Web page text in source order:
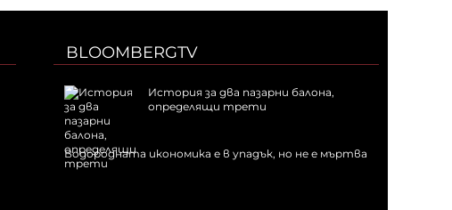
BLOOMBERGTV
История за два пазарни балона,
определящи трети
Водородната икономика е в упадък, но не е мъртва